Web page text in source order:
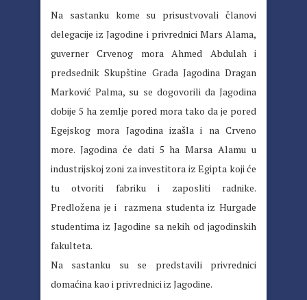
Na sastanku kome su prisustvovali članovi
delegacije iz Jagodine i privrednici Mars Alama,
guverner Crvenog mora Ahmed Abdulah i
predsednik Skupštine Grada Jagodina Dragan
Marković Palma, su se dogovorili da Jagodina
dobije 5 ha zemlje pored mora tako da je pored
Egejskog mora Jagodina izašla i na Crveno
more. Jagodina će dati 5 ha Marsa Alamu u
industrijskoj zoni za investitora iz Egipta koji će
tu otvoriti fabriku i zaposliti radnike.
Predložena je i razmena studenta iz Hurgade
studentima iz Jagodine sa nekih od jagodinskih
fakulteta.
Na sastanku su se predstavili privrednici
domaćina kao i privrednici iz Jagodine.